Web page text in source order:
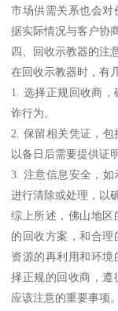
市场供需关系也会对
据实际情况与客户协
四、回收示教器的注
在回收示教器时，有
1. 选择正规回收商
诈行为。
2. 保留相关凭证，包
以备日后需要提供证明
3. 注意信息安全，
进行清除或处理，以
综上所述，佛山地区
的回收方案，和合
资源的再利用和环
择正规的回收商，遵
应该注意的重要事项。